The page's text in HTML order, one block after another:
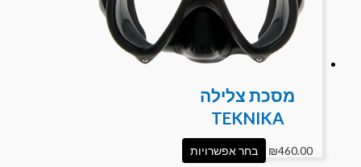
מסכת צלילה
TEKNIKA
₪460.00
בחר אפשרויות